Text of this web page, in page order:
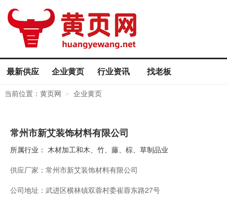
最新供应 企业黄页 行业资讯 找老板
当前位置： 黄页网 > 企业黄页
常州市新艾装饰材料有限公司
所属行业： 木材加工和木、竹、藤、棕、草制品业
供应厂家： 常州市新艾装饰材料有限公司
公司地址： 武进区横林镇双蓉村委崔蓉东路27号